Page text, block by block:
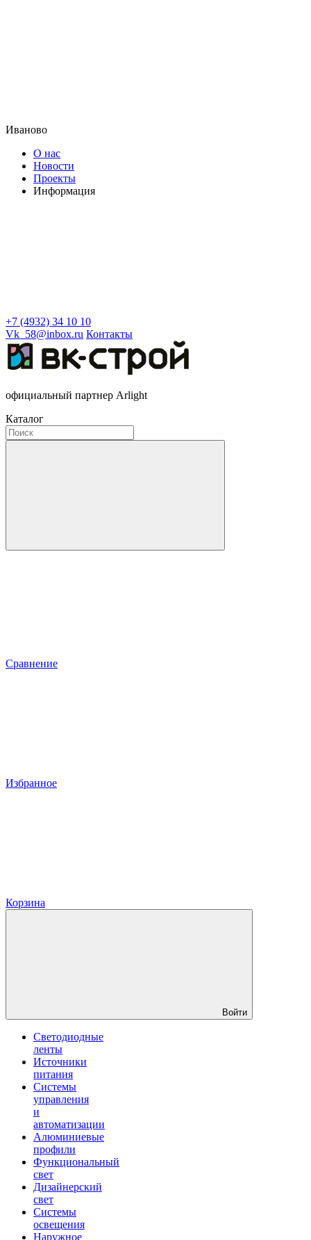
Иваново
О нас
Новости
Проекты
Информация
+7 (4932) 34 10 10
Vk_58@inbox.ru Контакты
официальный партнер Arlight
Каталог
Сравнение
Избранное
Корзина
Войти
Светодиодные
ленты
Источники
питания
Системы
управления
и
автоматизации
Алюминиевые
профили
Функциональный
свет
Дизайнерский
свет
Системы
освещения
Наружное